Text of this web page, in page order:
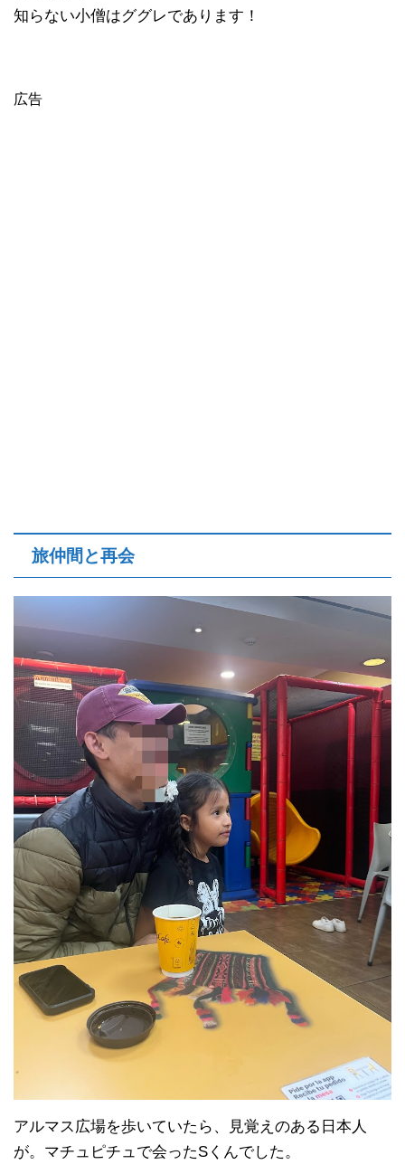
知らない小僧はググレであります！
広告
旅仲間と再会
アルマス広場を歩いていたら、見覚えのある日本人
が。マチュピチュで会ったSくんでした。